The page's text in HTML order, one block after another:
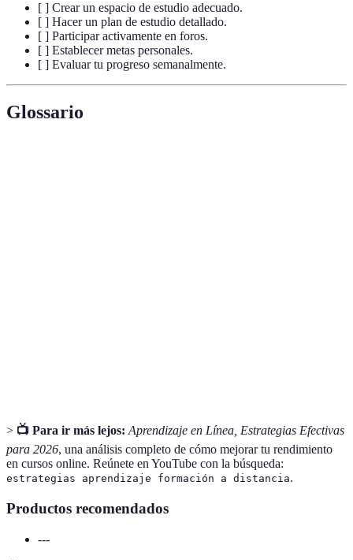
[ ] Crear un espacio de estudio adecuado.
[ ] Hacer un plan de estudio detallado.
[ ] Participar activamente en foros.
[ ] Establecer metas personales.
[ ] Evaluar tu progreso semanalmente.
Glossario
> 📺 Para ir más lejos: Aprendizaje en Línea, Estrategias Efectivas
para 2026, una análisis completo de cómo mejorar tu rendimiento
en cursos online. Reúnete en YouTube con la búsqueda:
estrategias aprendizaje formación a distancia.
Productos recomendados
---